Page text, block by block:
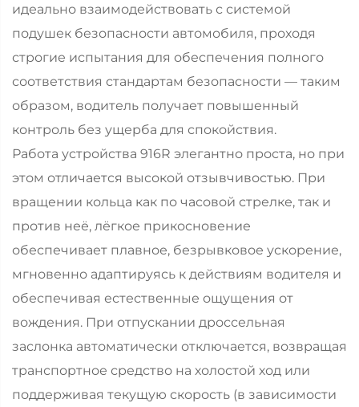
идеально взаимодействовать с системой
подушек безопасности автомобиля, проходя
строгие испытания для обеспечения полного
соответствия стандартам безопасности — таким
образом, водитель получает повышенный
контроль без ущерба для спокойствия.
Работа устройства 916R элегантно проста, но при
этом отличается высокой отзывчивостью. При
вращении кольца как по часовой стрелке, так и
против неё, лёгкое прикосновение
обеспечивает плавное, безрывковое ускорение,
мгновенно адаптируясь к действиям водителя и
обеспечивая естественные ощущения от
вождения. При отпускании дроссельная
заслонка автоматически отключается, возвращая
транспортное средство на холостой ход или
поддерживая текущую скорость (в зависимости